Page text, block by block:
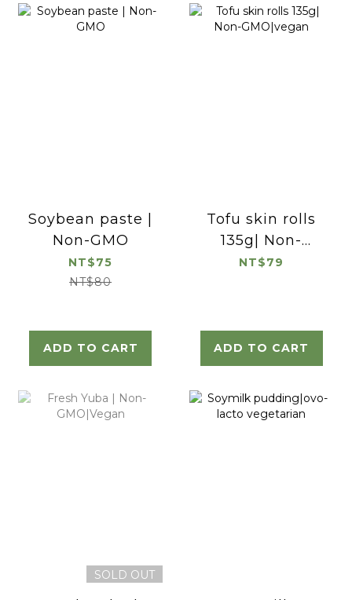
Soybean paste |
Non-GMO
NT$75
NT$80
ADD TO CART
Tofu skin rolls
135g| Non-
GMO|vegan
NT$79
ADD TO CART
SOLD OUT